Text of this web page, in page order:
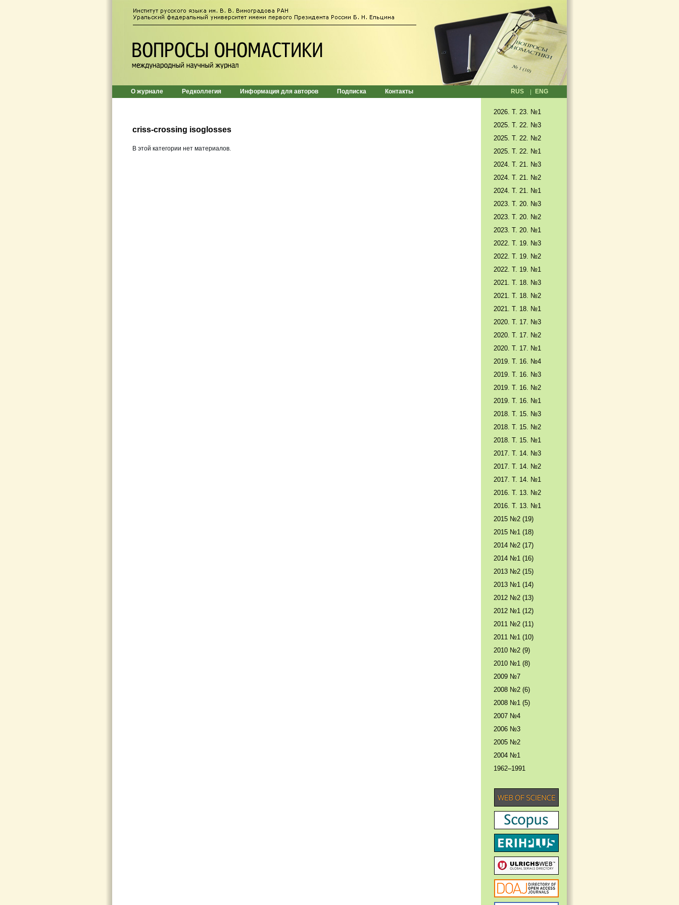
О журнале Редколлегия Информация для авторов Подписка Контакты RUS ENG
criss-crossing isoglosses
В этой категории нет материалов.
2026. T. 23. №1
2025. T. 22. №3
2025. Т. 22. №2
2025. Т. 22. №1
2024. Т. 21. №3
2024. Т. 21. №2
2024. Т. 21. №1
2023. Т. 20. №3
2023. Т. 20. №2
2023. Т. 20. №1
2022. Т. 19. №3
2022. Т. 19. №2
2022. Т. 19. №1
2021. Т. 18. №3
2021. Т. 18. №2
2021. Т. 18. №1
2020. Т. 17. №3
2020. Т. 17. №2
2020. Т. 17. №1
2019. Т. 16. №4
2019. Т. 16. №3
2019. Т. 16. №2
2019. Т. 16. №1
2018. Т. 15. №3
2018. Т. 15. №2
2018. Т. 15. №1
2017. T. 14. №3
2017. T. 14. №2
2017. T. 14. №1
2016. T. 13. №2
2016. T. 13. №1
2015 №2 (19)
2015 №1 (18)
2014 №2 (17)
2014 №1 (16)
2013 №2 (15)
2013 №1 (14)
2012 №2 (13)
2012 №1 (12)
2011 №2 (11)
2011 №1 (10)
2010 №2 (9)
2010 №1 (8)
2009 №7
2008 №2 (6)
2008 №1 (5)
2007 №4
2006 №3
2005 №2
2004 №1
1962–1991